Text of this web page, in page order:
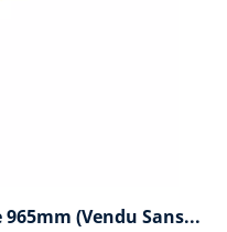
(vendu Sans...